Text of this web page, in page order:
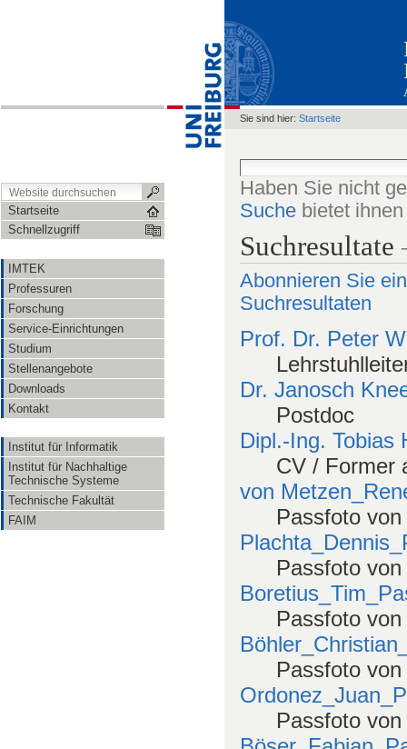
Startseite
Schnellzugriff
IMTEK
Professuren
Forschung
Service-Einrichtungen
Studium
Stellenangebote
Downloads
Kontakt
Institut für Informatik
Institut für Nachhaltige
Technische Systeme
Technische Fakultät
FAIM
Sie sind hier: Startseite
Haben Sie nicht
Suche bietet
Suchresultate
Abonnieren Sie
Suchresultaten
Prof. Dr. Peter
Dr. Janosch
Postdoc
Dipl.-Ing. Tobias
CV / Former
von
Passfoto
Passfoto
Passfoto
Passfoto
Passfoto